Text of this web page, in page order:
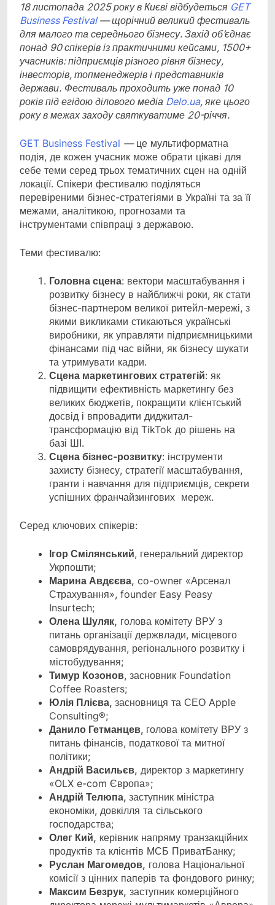
18 листопада 2025 року в Києві відбудеться GET
Business Festival— щорічний великий фестиваль
для малого та середнього бізнесу. Захід об’єднає
понад 90 спікерів із практичними кейсами, 1500+
учасників: підприємців різного рівня бізнесу,
інвесторів, топменеджерів і представників
держави. Фестиваль проходить уже понад 10
років під егідою ділового медіа Delo.ua, яке цього
року в межах заходу святкуватиме 20-річчя.
GET Business Festival —це мультиформатна
подія, де кожен учасник може обрати цікаві для
себе теми серед трьох тематичних сцен на одній
локації. Спікери фестивалю поділяться
перевіреними бізнес-стратегіями в Україні та за її
межами, аналітикою, прогнозами та
інструментами співпраці з державою.
Теми фестивалю:
Головна сцена: вектори масштабування і
розвитку бізнесу в найближчі роки, як стати
бізнес-партнером великої ритейл-мережі, з
якими викликами стикаються українські
виробники, як управляти підприємницькими
фінансами під час війни, як бізнесу шукати
та утримувати кадри.
Сцена маркетингових стратегій: як
підвищити ефективність маркетингу без
великих бюджетів, покращити клієнтський
досвід і впровадити диджитал-
трансформацію від TikTok до рішень на
базі ШІ.
Сцена бізнес-розвитку: інструменти
захисту бізнесу, стратегії масштабування,
гранти і навчання для підприємців, секрети
успішних франчайзингових мереж.
Серед ключових спікерів:
Ігор Смілянський, генеральний директор
Укрпошти;
Марина Авдєєва, co-owner «Арсенал
Страхування», founder Easy Peasy
Insurtech;
Олена Шуляк, голова комітету ВРУ з
питань організації держвлади, місцевого
самоврядування, регіонального розвитку і
містобудування;
Тимур Козонов, засновник Foundation
Coffee Roasters;
Юлія Плієва, засновниця та СЕО Apple
Consulting®;
Данило Гетманцев, голова комітету ВРУ з
питань фінансів, податкової та митної
політики;
Андрій Васильєв, директор з маркетингу
«OLX e-com Європа»;
Андрій Телюпа, заступник міністра
економіки, довкілля та сільського
господарства;
Олег Кий, керівник напряму транзакційних
продуктів та клієнтів МСБ ПриватБанку;
Руслан Магомедов, голова Національної
комісії з цінних паперів та фондового ринку;
Максим Безрук, заступник комерційного